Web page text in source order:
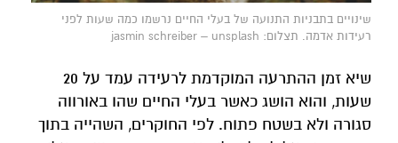
שינויים בתבניות התנועה של בעלי החיים נרשמו כמה שעות לפני
רעידות אדמה. תצלום: jasmin schreiber – unsplash
שיא זמן ההתרעה המוקדמת לרעידה עמד על 20
שעות, והוא הושג כאשר בעלי החיים שהו באורווה
סגורה ולא בשטח פתוח. לפי החוקרים, השהייה בתוך